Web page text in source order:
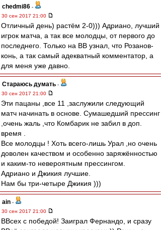
chedmi86 -
30 сен 2017 21:00
Отличный день) растём 2-0))) Адриано, лучший
игрок матча, а так все молодцы, от первого до
последнего. Только на ВВ узнал, что Розанов-
конь, а так самый адекватный комментатор, а
для меня уже давно.
Стараюсь думать -
30 сен 2017 21:00
Эти пацаны ,все 11 ,заслужили следующий
матч начинать в основе. Сумашедший прессинг
,очень жаль ,что Комбарик не забил в доп.
время .
Все молодцы ! Хоть всего-лишь Урал ,но очень
доволен качеством и особенно заряжённостью
и каким-то невероятным прессингом.
Адриано и Джикия лучшие.
Нам бы три-четыре Джикия )))
ain -
30 сен 2017 21:00
ВВсех с победой! Заиграл Фернандо, и сразу